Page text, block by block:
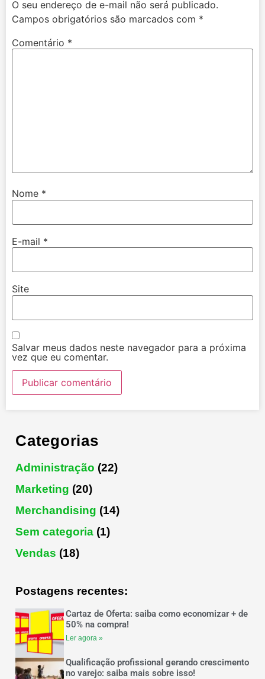
O seu endereço de e-mail não será publicado.
Campos obrigatórios são marcados com *
Comentário *
Nome *
E-mail *
Site
Salvar meus dados neste navegador para a próxima
vez que eu comentar.
Categorias
Administração (22)
Marketing (20)
Merchandising (14)
Sem categoria (1)
Vendas (18)
Postagens recentes:
Cartaz de Oferta: saiba como economizar + de
50% na compra!
Ler agora »
Qualificação profissional gerando crescimento
no varejo: saiba mais sobre isso!